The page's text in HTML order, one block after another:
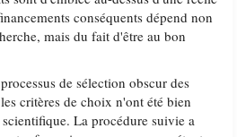
conséquents dépend non
mais du fait d'être au bon
de sélection obscur des
critères de choix n'ont été bien
La procédure suivie a